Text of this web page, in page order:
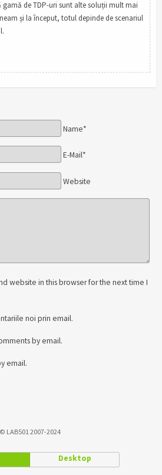
gamă de TDP-uri sunt alte soluții mult mai
și la început, totul depinde de scenariul
Name*
E-Mail*
Website
website in this browser for the next time I
noi prin email.
by email.
email.
© LAB501 2007-2024
Desktop